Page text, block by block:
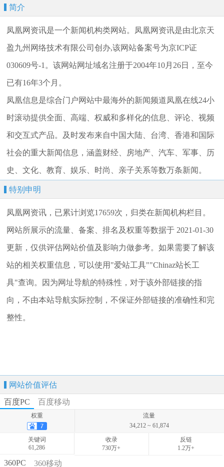
简介
凤凰网资讯是一个新闻机构类网站。凤凰网资讯是由北京天
盈九州网络技术有限公司创办,该网站备案号为京ICP证
030609号-1。该网站网址域名注册于2004年10月26日，至今
已有16年3个月。
凤凰信息是综合门户网站中最海外的新闻频道凤凰在线24小
时滚动提供全面、高端、权威和多样化的信息、评论、视频
和交互式产品。及时发布来自中国大陆、台湾、香港和国际
社会的重大新闻信息，涵盖财经、房地产、汽车、军事、历
史、文化、教育、娱乐、时尚、亲子关系等数万条新闻。
特别申明
凤凰网资讯，已累计浏览17659次，归类在新闻机构栏目。
网站所展示的流量、备案、排名及权重等数据于 2021-01-30
更新，仅供评估网站价值及影响力做参考。如果需要了解该
站的相关权重信息，可以使用"爱站工具""Chinaz站长工
具"查询。因为网址导航的特殊性，对于该外部链接的指
向，不由本站导航实际控制，不保证外部链接的准确性和完
整性。
网站价值评估
百度PC
百度移动
权重
流量
34,212 ~ 61,874
关键词
61,286
收录
730万+
反链
1.2万+
权重
360PC 360移动